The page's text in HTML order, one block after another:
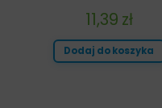
11,39 zł
Dodaj do koszyka